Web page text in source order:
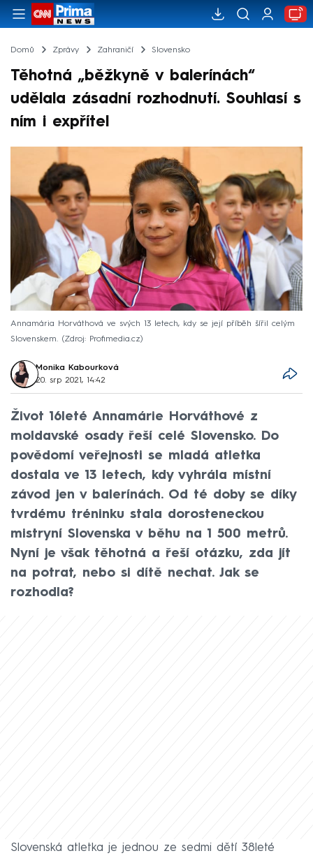
Domů Zprávy Zahraničí Slovensko
Těhotná „běžkyně v balerínách“
udělala zásadní rozhodnutí. Souhlasí s
ním i expřítel
Annamária Horváthová ve svých 13 letech, kdy se její příběh šířil celým
Slovenskem.
Zdroj: Profimedia.cz
Monika Kabourková
20. srp 2021, 14:42
Život 16leté Annamárie Horváthové z
moldavské osady řeší celé Slovensko. Do
povědomí veřejnosti se mladá atletka
dostala ve 13 letech, kdy vyhrála místní
závod jen v balerínách. Od té doby se díky
tvrdému tréninku stala dorosteneckou
mistryní Slovenska v běhu na 1 500 metrů.
Nyní je však těhotná a řeší otázku, zda jít
na potrat, nebo si dítě nechat. Jak se
rozhodla?
Slovenská atletka je jednou ze sedmi dětí 38leté